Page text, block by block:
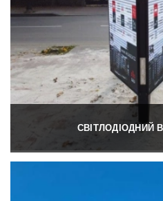
СВІТЛОДІОДНИЙ